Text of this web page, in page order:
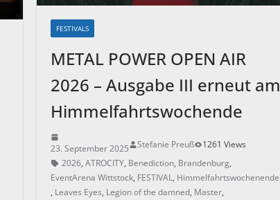
FESTIVALS
METAL POWER OPEN AIR
2026 – Ausgabe III erneut am
Himmelfahrtswochende
23. September 2025 Stefanie Preuß
1261 Views
2026,ATROCITY, Benediction, Brandenburg,
EventArena Wittstock, FESTIVAL, Himmelfahrtswochenende
, Leaves Eyes, Legion of the damned, Master,